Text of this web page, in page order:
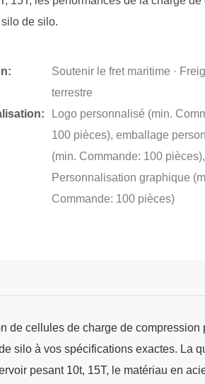
de silo.
Soutenir le fret maritime ·
terrestre
Logo personnalisé (min.
100 pièces), emballage
(min. Commande: 100 pièces),
Personnalisation graphique
Commande: 100 pièces)
de cellules de charge de compression
silo à vos spécifications exactes. La
pesant 10t, 15T, le matériau en